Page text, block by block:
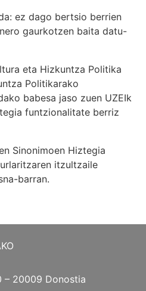
ez dago bertsio berrien
gaurkotzen baita datu-
eta Hizkuntza Politika
Politikarako
babesa jaso zuen UZEIk
funtzionalitate berriz
Sinonimoen Hiztegia
itzultzaile
barran.
– 20009 Donostia